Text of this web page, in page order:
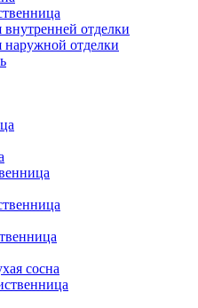
отделки
наружной отделки
сосна